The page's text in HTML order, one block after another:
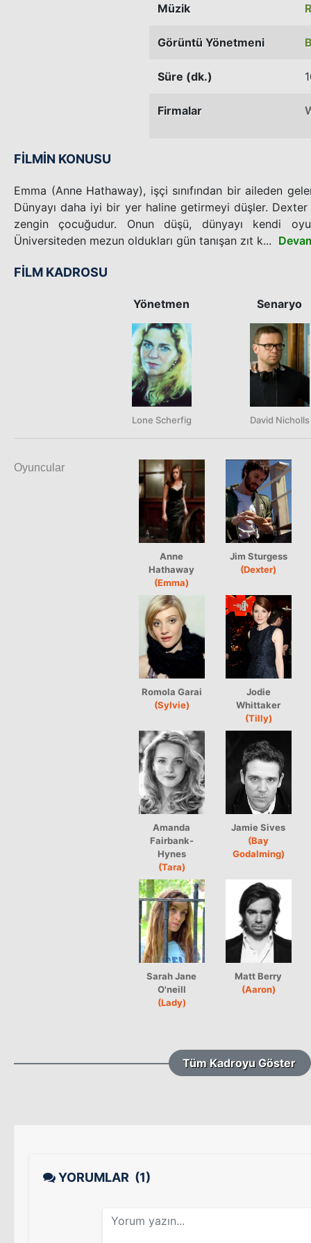
Müzik
Görüntü Yönetmeni
Süre (dk.)
Firmalar
FİLMİN KONUSU
Emma (Anne Hathaway), işçi sınıfından bir aileden
Dünyayı daha iyi bir yer haline getirmeyi düşler.
zengin çocuğudur. Onun düşü, dünyayı kendi
Üniversiteden mezun oldukları gün tanışan zıt k...
FİLM KADROSU
Yönetmen
Lone Scherfig
Senaryo
David Nicholls
Oyuncular
Anne
Hathaway
(Emma)
Jim Sturgess
(Dexter)
Romola Garai
(Sylvie)
Jodie
Whittaker
(Tilly)
Amanda
Fairbank-
Hynes
(Tara)
Jamie Sives
(Bay
Godalming)
Sarah Jane
O'neill
(Lady)
Matt Berry
(Aaron)
Tüm Kadroyu Göster
YORUMLAR (1)